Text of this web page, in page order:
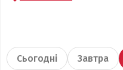
Сьогодні Завтра